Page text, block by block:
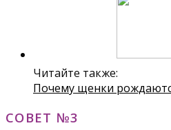
Читайте также:
Почему щенки
СОВЕТ №3